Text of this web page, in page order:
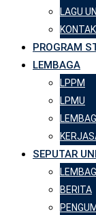
LAGU
KONTAK
PROGRAM
LEMBAGA
LPPM
LPMU
SEPUTAR
BERITA